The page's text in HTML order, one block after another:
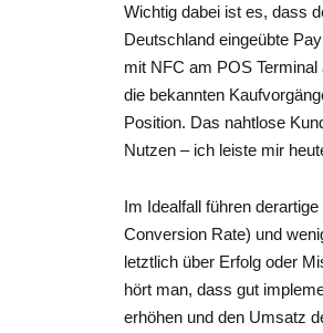
Wichtig dabei ist es, dass
Deutschland eingeübte
mit NFC am POS
die bekannten
Position. Das nahtlose
Nutzen – ich leiste mir
Im Idealfall führen
Conversion Rate) und
letztlich über Erfolg oder
hört man, dass gut
erhöhen und den Umsatz